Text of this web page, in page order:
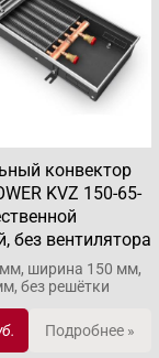
конвектор
KVZ 150-65-
без вентилятора
ширина 150 мм,
без решётки
Подробнее »